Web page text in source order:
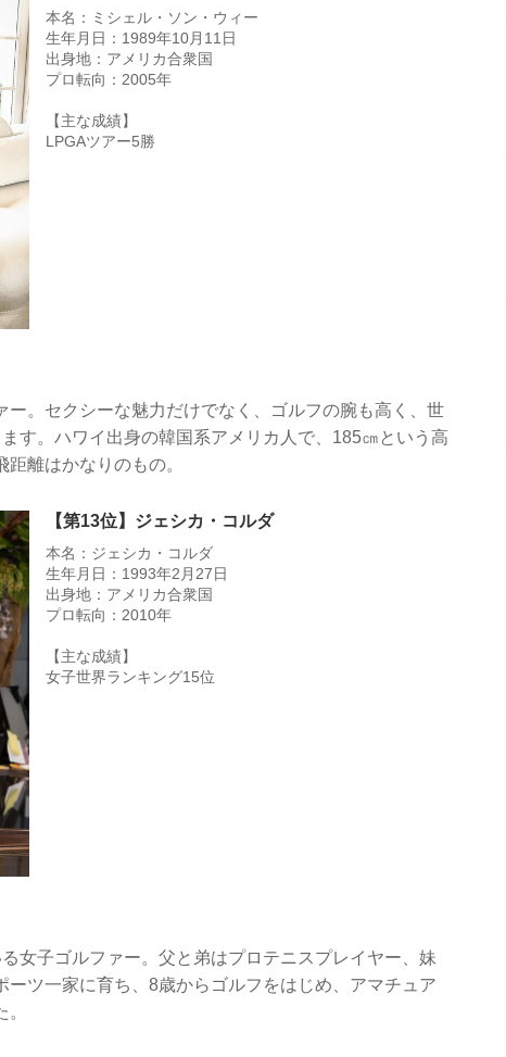
本名：ミシェル・ソン・ウィー
生年月日：1989年10月11日
出身地：アメリカ合衆国
プロ転向：2005年
【主な成績】
LPGAツアー5勝
ー。セクシーな魅力だけでなく、ゴルフの腕も高く、世
す。ハワイ出身の韓国系アメリカ人で、185㎝という高
離はかなりのもの。
【第13位】ジェシカ・コルダ
本名：ジェシカ・コルダ
生年月日：1993年2月27日
出身地：アメリカ合衆国
プロ転向：2010年
【主な成績】
女子世界ランキング15位
女子ゴルファー。父と弟はプロテニスプレイヤー、妹
ーツ一家に育ち、8歳からゴルフをはじめ、アマチュア